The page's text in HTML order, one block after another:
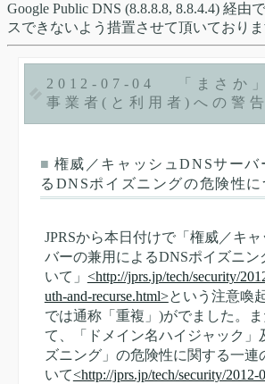
Google Public DNS (8.8.8.8, 8.8.4.4) 経由
スできないよう措置させて頂いておりま
2012-07-04
「まさか
事業者(と利用者)への警告
■ 権威／キャッシュDNSサーバ
るDNSポイズニングの危険性に
JPRSから本日付けで「権威／キ
バーの兼用によるDNSポイズニン
いて」 <http://jprs.jp/tech/security/
uth-and-recurse.html>という注意喚
では通称「重複」)がでました。
て、「ドメイン名ハイジャック」
ズニング」の危険性に関する一連
いて<http://jprs.jp/tech/security/2012-